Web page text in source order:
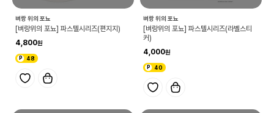
벼랑 위의 포뇨
[벼랑위의 포뇨] 파스텔시리즈(편지지)
4,800
48
벼랑 위의 포뇨
[벼랑위의 포뇨] 파스텔시리즈(라벨스티
커)
4,000
40